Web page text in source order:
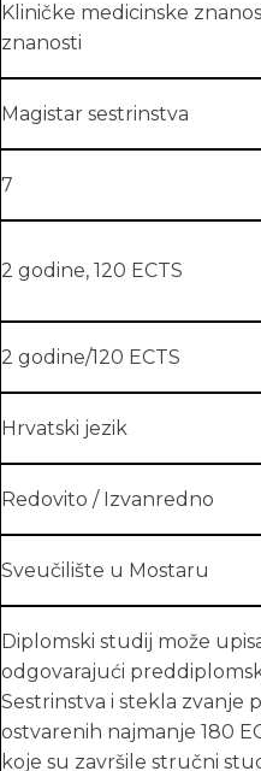
Kliničke medicinske
znanosti
Magistar sestrinstva
7
2 godine, 120 ECTS
2 godine/120 ECTS
Hrvatski jezik
Redovito / Izvanredno
Sveučilište u Mostaru
Diplomski studij može
odgovarajući
Sestrinstva i stekla zvanje
ostvarenih najmanje 180
koje su završile stručni